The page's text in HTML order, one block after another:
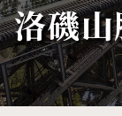
洛磯